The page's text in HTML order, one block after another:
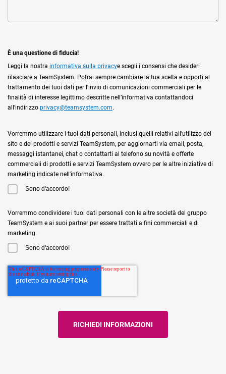
È una questione di fiducia!
Leggi la nostra informativa sulla privacye scegli i consensi che desideri
rilasciare a TeamSystem. Potrai sempre cambiare la tua scelta e opporti al
trattamento dei tuoi dati per l'invio di comunicazioni commerciali per le
finalità di interesse legittimo descritte nell’informativa contattandoci
all’indirizzo privacy@teamsystem.com.
Vorremmo utilizzare i tuoi dati personali, inclusi quelli relativi all'utilizzo del
sito e dei prodotti e servizi TeamSystem, per aggiornarti via email, posta,
messaggi istantanei, chat o contattarti al telefono su novità e offerte
commerciali di prodotti e servizi TeamSystem ovvero per le altre iniziative di
marketing indicate nell'informativa.
Sono d'accordo!
Vorremmo condividere i tuoi dati personali con le altre società del gruppo
TeamSystem e ai suoi partner per essere trattati a fini commerciali e di
marketing.
Sono d'accordo!